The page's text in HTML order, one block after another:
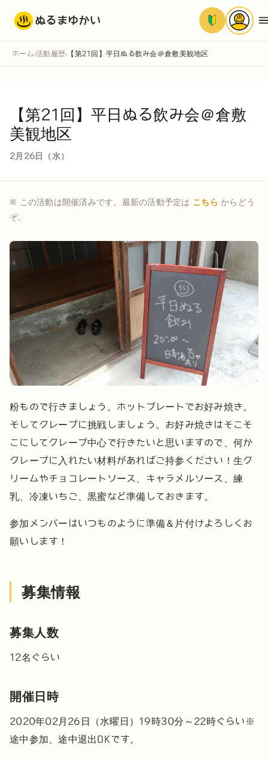
ぬるまゆかい
ホーム ›活動履歴› 【第21回】平日ぬる飲み会＠倉敷美観地区
【第21回】平日ぬる飲み会＠倉敷
美観地区
2月26日（水）
※ この活動は開催済みです。最新の活動予定は こちら からどう
ぞ。
粉もので行きましょう。 ホットプレートでお好み焼き。
そしてクレープに挑戦しましょう。 お好み焼きはそこそ
こにしてクレープ中心で行きたいと思いますので、何か
クレープに入れたい材料があればご持参ください！ 生ク
リームやチョコレートソース、キャラメルソース、練
乳、冷凍いちご、黒蜜など準備しておきます。
参加メンバーはいつものように準備＆片付けよろしくお
願いします！
募集情報
募集人数
12名ぐらい
開催日時
2020年02月26日（水曜日）19時30分～22時ぐらい ※
途中参加、途中退出OKです。